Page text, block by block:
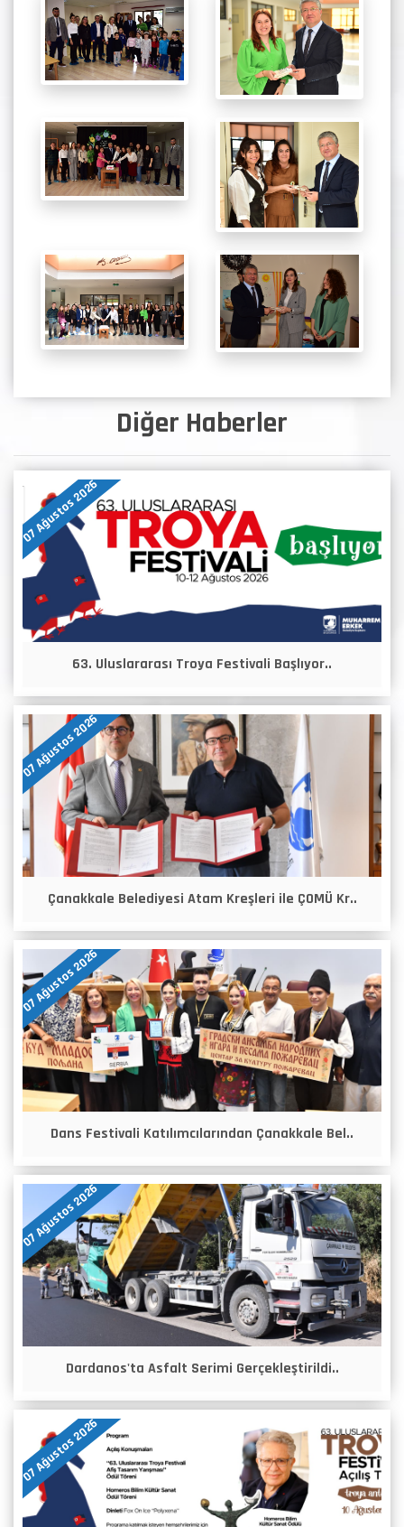
Diğer Haberler
07 Ağustos 2026
63. Uluslararası Troya Festivali Başlıyor..
07 Ağustos 2026
Çanakkale Belediyesi Atam Kreşleri ile ÇOMÜ Kr..
07 Ağustos 2026
Dans Festivali Katılımcılarından Çanakkale Bel..
07 Ağustos 2026
Dardanos'ta Asfalt Serimi Gerçekleştirildi..
07 Ağustos 2026